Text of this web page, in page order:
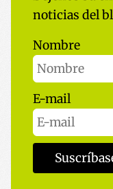
noticias del
Nombre
E-mail